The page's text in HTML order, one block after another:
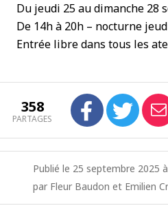
Du jeudi 25 au dimanche 28
De 14h à 20h – nocturne
Entrée libre dans tous les
358
PARTAGES
Publié le 25 septembre 2025
par Fleur Baudon et Emilien